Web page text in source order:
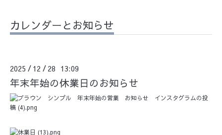
カレンダーとお知らせ
2025 / 12 / 28 13:09
年末年始の休業日のお知らせ